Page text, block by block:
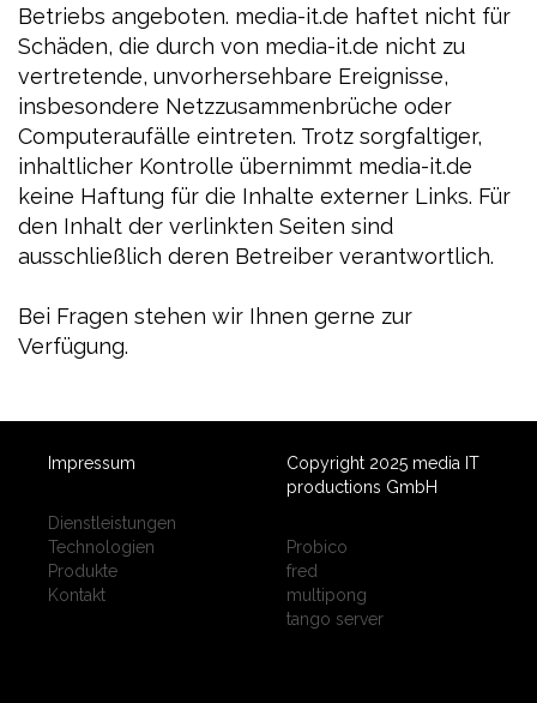
Betriebs angeboten. media-it.de haftet nicht für
Schäden, die durch von media-it.de nicht zu
vertretende, unvorhersehbare Ereignisse,
insbesondere Netzzusammenbrüche oder
Computeraufälle eintreten. Trotz sorgfaltiger,
inhaltlicher Kontrolle übernimmt media-it.de
keine Haftung für die Inhalte externer Links. Für
den Inhalt der verlinkten Seiten sind
ausschließlich deren Betreiber verantwortlich.
Bei Fragen stehen wir Ihnen gerne zur
Verfügung.
Impressum
Dienstleistungen
Technologien
Produkte
Kontakt
Copyright 2025 media IT
productions GmbH
Probico
fred
multipong
tango server